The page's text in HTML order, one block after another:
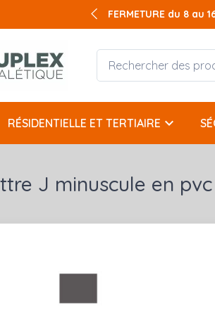
FERMETURE du 8
FERMETURE du 8
RÉSIDENTIELLE ET TERTIAIRE keyboard_arrow_down
J minuscule en pvc